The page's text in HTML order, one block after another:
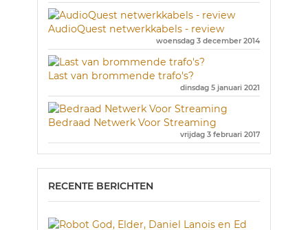
AudioQuest netwerkkabels - review
woensdag 3 december 2014
Last van brommende trafo's?
dinsdag 5 januari 2021
Bedraad Netwerk Voor Streaming
vrijdag 3 februari 2017
RECENTE BERICHTEN